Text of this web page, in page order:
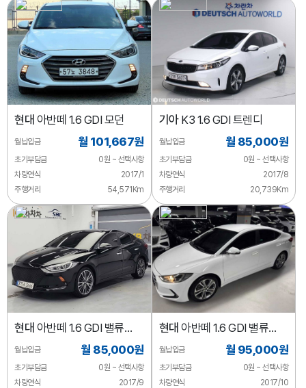
현대 아반떼 1.6 GDI 모던
월납입금 월 101,667원
초기부담금
0원 ~ 선택사항
차량연식
2017/1
주행거리
54,571Km
기아K3 1.6 GDI 트렌디
월납입금 월 85,000원
초기부담금
0원 ~ 선택사항
차량연식
2017/8
주행거리
20,739Km
현대 아반떼 1.6 GDI 밸류
플러스
월납입금 월 85,000원
초기부담금
0원 ~ 선택사항
차량연식
2017/9
현대 아반떼 1.6 GDI 밸류
플러스
월납입금 월 95,000원
초기부담금
0원 ~ 선택사항
차량연식
2017/10